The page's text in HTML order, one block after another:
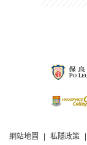
網站地圖 私隱政策